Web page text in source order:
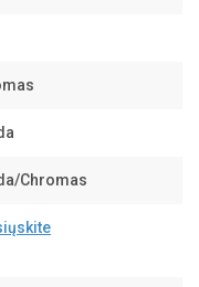
Chromas